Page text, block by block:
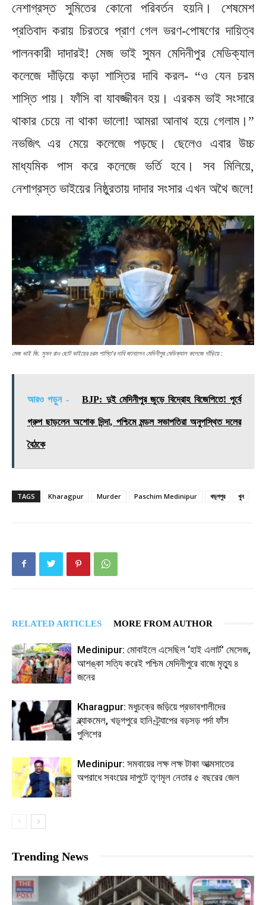
নেশাগ্রস্ত সুমিতের কোনো পরিবর্তন হয়নি। শেষমেশ
প্রতিবাদ করায় চিরতরে প্রাণ গেল ভরণ-পোষণের দায়িত্ব
পালনকারী দাদারই! মেজ ভাই সুমন মেদিনীপুর মেডিক্যাল
কলেজে দাঁড়িয়ে কড়া শাস্তির দাবি করল- “ও যেন চরম
শাস্তি পায়। ফাঁসি বা যাবজ্জীবন হয়। এরকম ভাই সংসারে
থাকার চেয়ে না থাকা ভালো! আমরা আনাথ হয়ে গেলাম।”
নভজিৎ এর মেয়ে কলেজে পড়ছে। ছেলেও এবার উচ্চ
মাধ্যমিক পাস করে কলেজে ভর্তি হবে। সব মিলিয়ে,
নেশাগ্রস্ত ভাইয়ের নিষ্ঠুরতায় দাদার সংসার এখন অথৈ জলে!
মেজ ভাই জি. সুমন রাও ছোট ভাইয়ের চরম শাস্তি’র দাবি জানালেন মেদিনীপুর মেডিক্যাল কলেজে দাঁড়িয়ে :
আরও পড়ুন - BJP: দুই মেদিনীপুর জুড়ে বিদ্রোহ বিজেপিতে! পূর্বে
গ্রুপ ছাড়লেন অশোক দিন্দা, পশ্চিমে মন্ডল সভাপতিরা অনুপস্থিত দলের
বৈঠকে
TAGS Kharagpur Murder Paschim Medinipur খড়্গপুর খুন
RELATED ARTICLES MORE FROM AUTHOR
Medinipur: মোবাইলে এসেছিল ‘হাই এলার্ট’ মেসেজ,
আশঙ্কা সত্যি করেই পশ্চিম মেদিনীপুরে বাজে মৃত্যু ৪
জনের
Kharagpur: মধুচক্রে জড়িয়ে প্রভাবশালীদের
ব্ল্যাকমেল, খড়্গপুরে হানি-ট্র্যাপের বড়সড় পর্দা ফাঁস
পুলিশের
Medinipur: সমবায়ের লক্ষ লক্ষ টাকা আত্মসাতের
অপরাধে সবংয়ের দাপুটে তৃণমূল নেতার ৫ বছরের জেল
Trending News